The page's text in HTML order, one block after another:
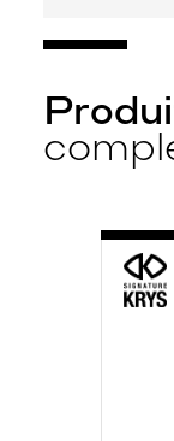
-
S.K
MULTI
350ML